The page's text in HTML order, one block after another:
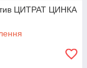
ЦИТРАТ ЦИНКА